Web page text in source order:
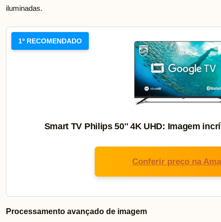
iluminadas.
1º RECOMENDADO
Smart TV Philips 50'' 4K UHD: Imagem
Conferir preço na
Processamento avançado de imagem